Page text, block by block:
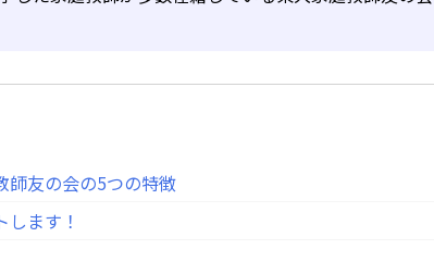
師友の会の5つの特徴
ます！